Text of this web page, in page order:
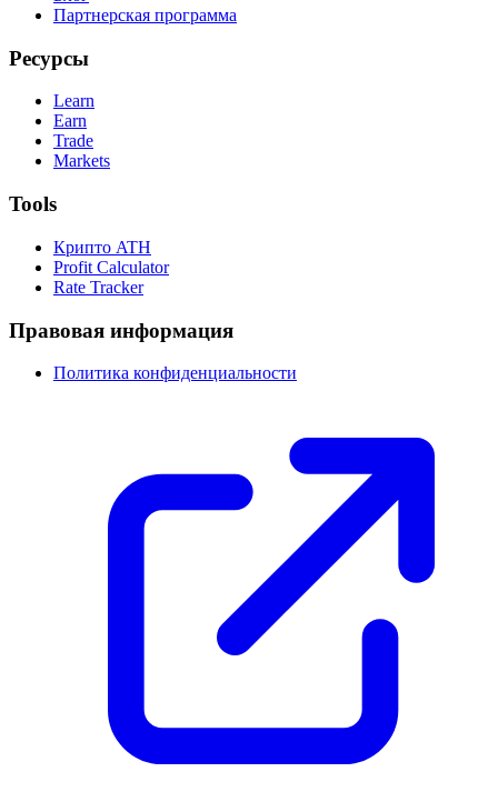
Партнерская программа
Ресурсы
Learn
Earn
Trade
Markets
Tools
Крипто ATH
Profit Calculator
Rate Tracker
Правовая информация
Политика конфиденциальности